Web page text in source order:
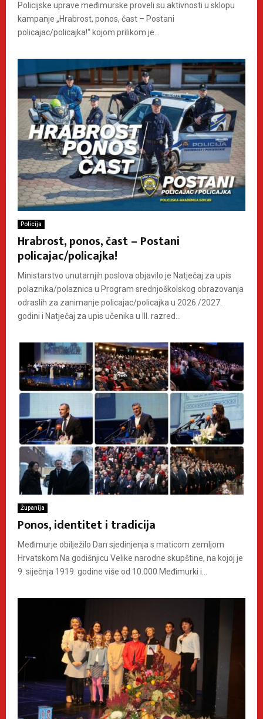
Policijske uprave međimurske proveli su aktivnosti u sklopu
kampanje „Hrabrost, ponos, čast – Postani
policajac/policajka!“ kojom prilikom je...
Policija
Hrabrost, ponos, čast – Postani
policajac/policajka!
Ministarstvo unutarnjih poslova objavilo je Natječaj za upis
polaznika/polaznica u Program srednjoškolskog obrazovanja
odraslih za zanimanje policajac/policajka u 2026./2027.
godini i Natječaj za upis učenika u III. razred...
Županija
Ponos, identitet i tradicija
Međimurje obilježilo Dan sjedinjenja s maticom zemljom
Hrvatskom Na godišnjicu Velike narodne skupštine, na kojoj je
9. siječnja 1919. godine više od 10.000 Međimurki i...